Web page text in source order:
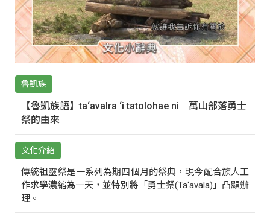
魯凱族
【魯凱族語】ta‘avalra ‘i tatolohae ni｜萬山部落勇士
祭的由來
文化介紹
傳統祖靈祭是一系列為期四個月的祭典，現今配合族人工
作求學濃縮為一天，並特別將「勇士祭(Ta‘avala)」凸顯辦
理。